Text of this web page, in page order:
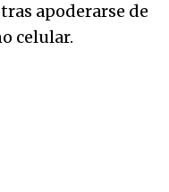
apoderarse de
celular.